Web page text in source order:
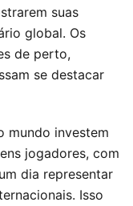
suas
global. Os
de perto,
se destacar
mundo investem
jogadores, com
dia representar
Isso